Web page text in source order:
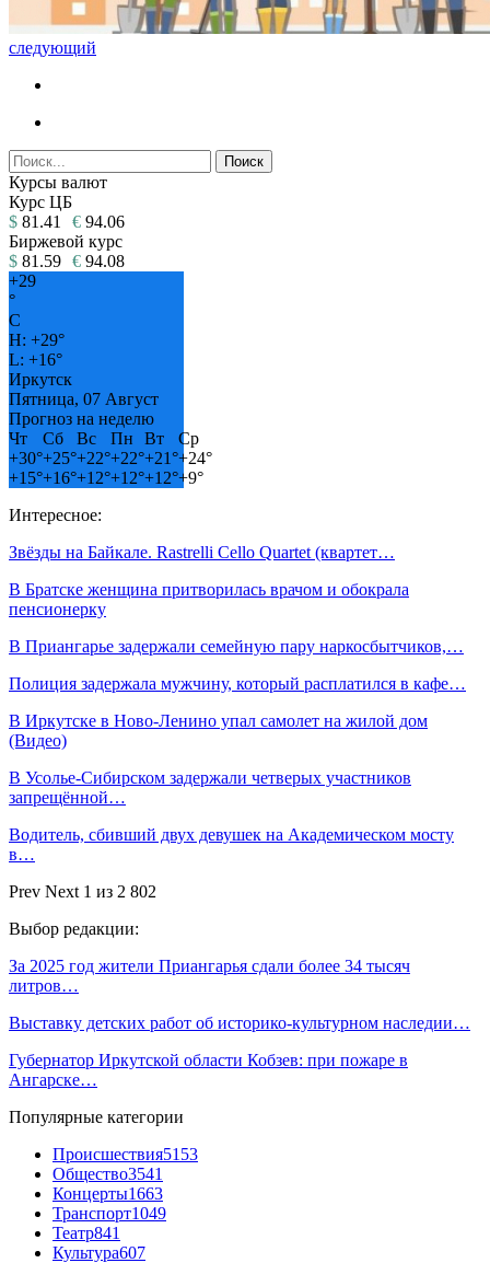
следующий
Курсы валют
Курс ЦБ
$ 81.41 € 94.06
Биржевой курс
$ 81.59 € 94.08
+29
°
C
H: +29°
L: +16°
Иркутск
Пятница, 07 Август
Прогноз на неделю
Чт
Сб Вс Пн Вт
Ср
+30°+25°+22°+22°+21°+24°
+15°+16°+12°+12°+12°+9°
Интересное:
Звёзды на Байкале. Rastrelli Cello Quartet (квартет…
В Братске женщина притворилась врачом и обокрала
пенсионерку
В Приангарье задержали семейную пару наркосбытчиков,…
Полиция задержала мужчину, который расплатился в кафе…
В Иркутске в Ново-Ленино упал самолет на жилой дом
(Видео)
В Усолье-Сибирском задержали четверых участников
запрещённой…
Водитель, сбивший двух девушек на Академическом мосту
в…
Prev Next 1 из 2 802
Выбор редакции:
За 2025 год жители Приангарья сдали более 34 тысяч
литров…
Выставку детских работ об историко-культурном наследии…
Губернатор Иркутской области Кобзев: при пожаре в
Ангарске…
Популярные категории
Происшествия5153
Общество3541
Концерты1663
Транспорт1049
Театр841
Культура607